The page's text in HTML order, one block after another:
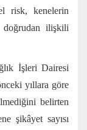
risk, kenelerin
ilişkili
İşleri Dairesi
yıllara göre
belirten
şikâyet sayısı